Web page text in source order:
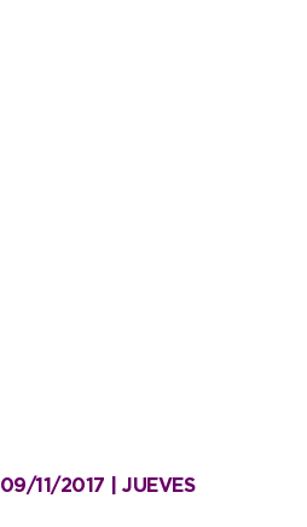
09/11/2017 | JUEVES